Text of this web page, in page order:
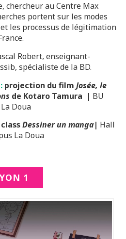
chercheur au Centre Max
portent sur les modes
les processus de légitimation
Robert, enseignant-
spécialiste de la BD.
projection du film Josée, le
de Kotaro Tamura | BU
Doua
Dessiner un manga| Hall
La Doua
1